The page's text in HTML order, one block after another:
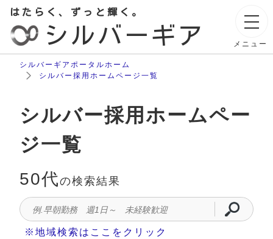
シルバーギア
はたらく、ずっと輝く。
メニュー
シルバーギアポータルホーム
シルバー採用ホームページ一覧
シルバー採用ホームペー
ジ一覧
50代の検索結果
※地域検索はここをクリック